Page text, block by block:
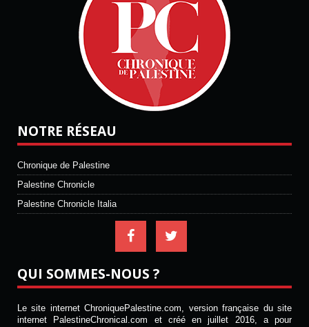
NOTRE RÉSEAU
Chronique de Palestine
Palestine Chronicle
Palestine Chronicle Italia
QUI SOMMES-NOUS ?
Le site internet ChroniquePalestine.com, version française du site
internet PalestineChronical.com et créé en juillet 2016, a pour